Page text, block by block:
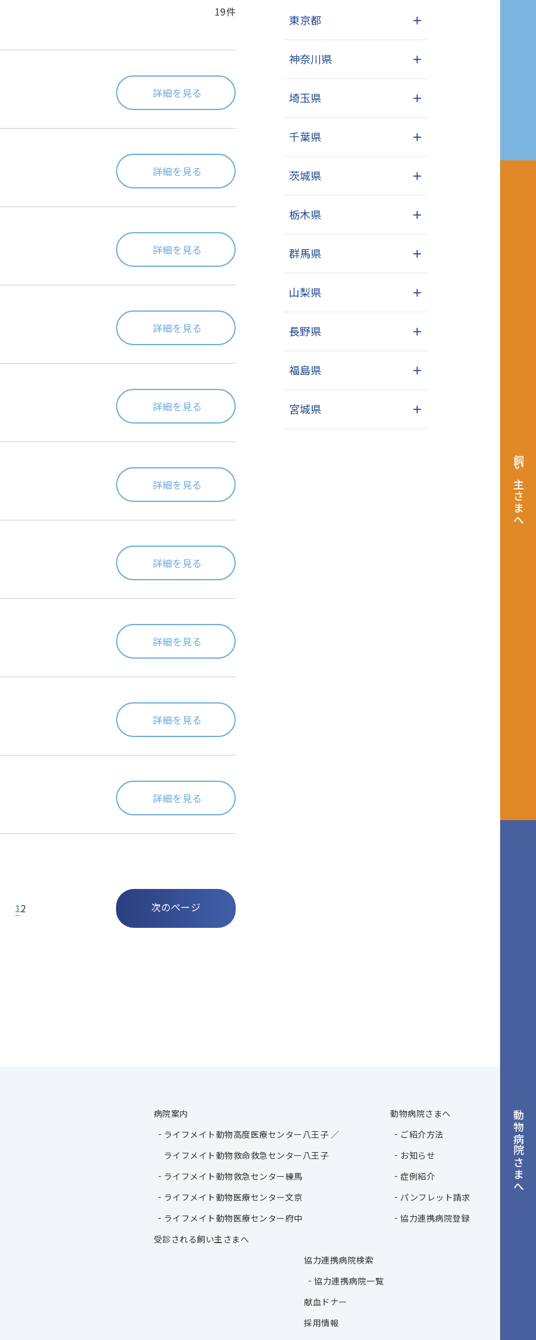
飼い主さまへ
動物病院さまへ
19件
詳細を見る
詳細を見る
詳細を見る
詳細を見る
詳細を見る
詳細を見る
詳細を見る
詳細を見る
詳細を見る
詳細を見る
12 次のページ
東京都 ＋
神奈川県 ＋
埼玉県 ＋
千葉県 ＋
茨城県 ＋
栃木県 ＋
群馬県 ＋
山梨県 ＋
長野県 ＋
福島県 ＋
宮城県 ＋
病院案内
ライフメイト動物高度医療センター八王子 ／
ライフメイト動物救命救急センター八王子
ライフメイト動物救急センター練馬
ライフメイト動物医療センター文京
ライフメイト動物医療センター府中
受診される飼い主さまへ
動物病院さまへ
ご紹介方法
お知らせ
症例紹介
パンフレット請求
協力連携病院登録
協力連携病院検索
協力連携病院一覧
献血ドナー
採用情報